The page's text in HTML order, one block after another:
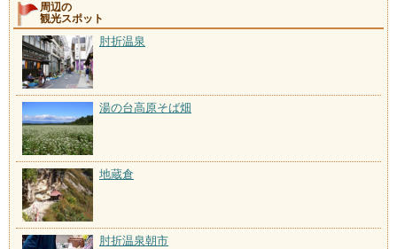
周辺の
観光スポット
肘折温泉
湯の台高原そば畑
地蔵倉
肘折温泉朝市